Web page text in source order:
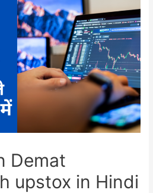
Demat
upstox in Hindi